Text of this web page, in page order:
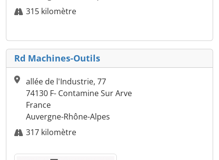
315 kilomètre
Rd Machines-Outils
allée de l'Industrie, 77
74130 F- Contamine Sur Arve
France
Auvergne-Rhône-Alpes
317 kilomètre